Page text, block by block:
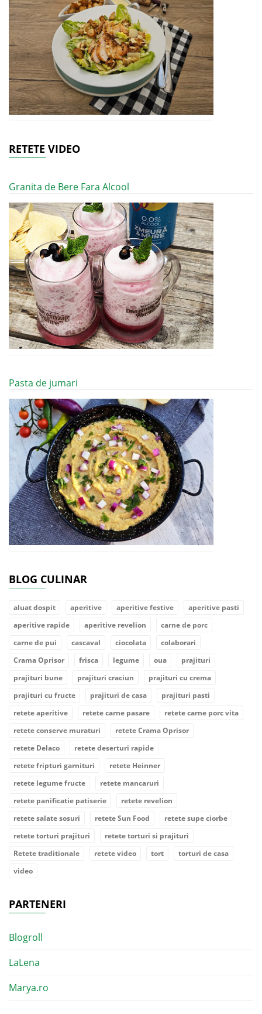
RETETE VIDEO
Granita de Bere Fara Alcool
Pasta de jumari
BLOG CULINAR
aluat dospit aperitive aperitive festive
aperitive pasti
aperitive rapide
aperitive revelion
carne de porc
carne de pui
cascaval ciocolata
colaborari
Crama Oprisor
frisca legume oua
prajituri
prajituri bune
prajituri craciun
prajituri cu crema
prajituri cu fructe
prajituri de casa
prajituri pasti
retete aperitive
retete carne pasare
retete carne porc vita
retete conserve muraturi
retete Crama Oprisor
retete Delaco
retete deserturi rapide
retete fripturi garnituri
retete Heinner
retete legume fructe
retete mancaruri
retete panificatie patiserie
retete revelion
retete salate sosuri
retete Sun Food
retete supe ciorbe
retete torturi prajituri
retete torturi si prajituri
Retete traditionale
retete video tort
torturi de casa
video
PARTENERI
Blogroll
LaLena
Marya.ro